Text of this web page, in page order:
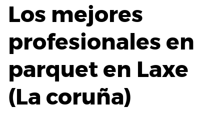
Los mejores
profesionales en
parquet en Laxe
(La coruña)